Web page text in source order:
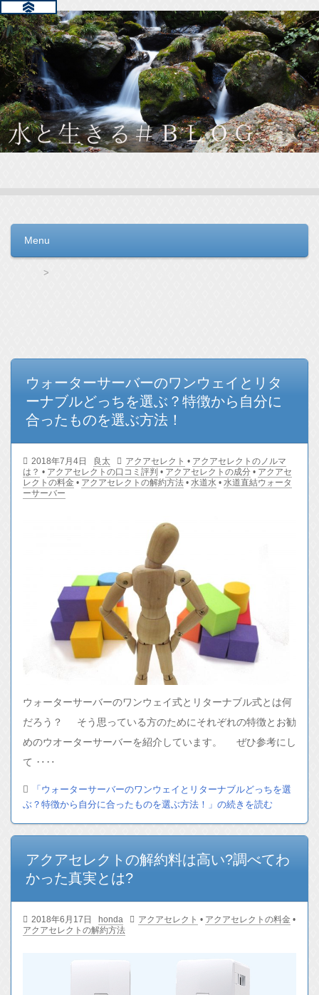
Menu
コンテンツへ移動
ウォーターサーバーのワンウェイとリタ
ーナブルどっちを選ぶ？特徴から自分に
合ったものを選ぶ方法！
2018年7月4日 良太 アクアセレクト • アクアセレクトのノルマ
は？ • アクアセレクトの口コミ評判 • アクアセレクトの成分 • アクアセ
レクトの料金 • アクアセレクトの解約方法 • 水道水 • 水道直結ウォータ
ーサーバー
ウォーターサーバーのワンウェイ式とリターナブル式とは何
だろう？ そう思っている方のためにそれぞれの特徴とお勧
めのウオーターサーバーを紹介しています。 ぜひ参考にし
て ‥‥
「ウォーターサーバーのワンウェイとリターナブルどっちを選
ぶ？特徴から自分に合ったものを選ぶ方法！」の続きを読む
アクアセレクトの解約料は高い?調べてわ
かった真実とは?
2018年6月17日 honda アクアセレクト • アクアセレクトの料金 •
アクアセレクトの解約方法